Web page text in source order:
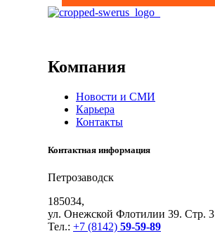
Компания
Новости и СМИ
Карьера
Контакты
Контактная информация
Петрозаводск
185034,
ул. Онежской Флотилии 39. Стр. 3
Тел.: +7 (8142) 59-59-89